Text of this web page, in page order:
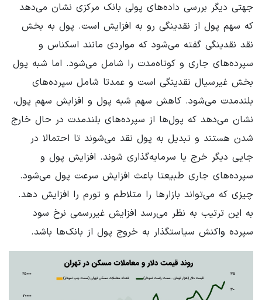
جهتی دیگر بررسی داده‌های پولی بانک مرکزی نشان می‌دهد
که سهم پول از نقدینگی رو به افزایش است. پول به بخش
نقد نقدینگی گفته می‌شود که مواردی مانند اسکناس و
سپرده‌های جاری و کوتاه‌مدت را شامل می‌شود. اما شبه پول
بخش غیرسیال نقدینگی است و عمدتا شامل سپرده‌های
بلندمدت می‌شود. کاهش سهم شبه پول و افزایش سهم پول،
نشان می‌دهد که پول‌ها از سپرده‌های بلندمدت در حال خارج
شدن هستند و تبدیل به پول نقد می‌شوند تا احتمالا در
جایی دیگر خرج یا سرمایه‌گذاری شوند. افزایش پول و
سپرده‌های جاری طبیعتا باعث افزایش سرعت پول می‌شود.
چیزی که می‌تواند بازارها را متلاطم و تورم را افزایش دهد.
به این ترتیب به نظر می‌رسد افزایش غیررسمی نرخ سود
سپرده واکنش سیاستگذار به خروج پول از بانک‌ها باشد.